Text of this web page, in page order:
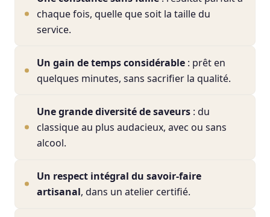
chaque fois, quelle que soit la taille du
service.
Un gain de temps considérable : prêt en
quelques minutes, sans sacrifier la qualité.
Une grande diversité de saveurs : du
classique au plus audacieux, avec ou sans
alcool.
Un respect intégral du savoir-faire
artisanal, dans un atelier certifié.